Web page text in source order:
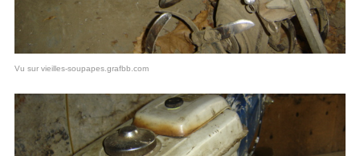
Vu sur vieilles-soupapes.grafbb.com